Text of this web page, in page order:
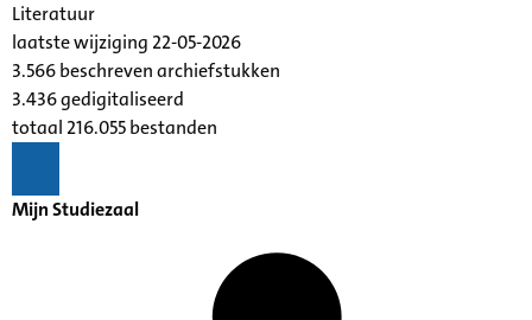
Literatuur
laatste wijziging 22-05-2026
3.566 beschreven archiefstukken
3.436 gedigitaliseerd
totaal 216.055 bestanden
Mijn Studiezaal